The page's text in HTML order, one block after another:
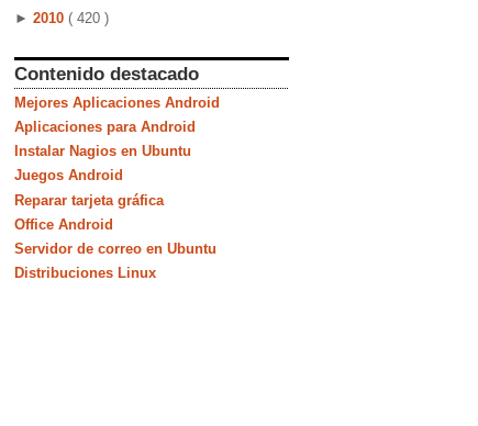
► 2010 ( 420 )
Contenido destacado
Mejores Aplicaciones Android
Aplicaciones para Android
Instalar Nagios en Ubuntu
Juegos Android
Reparar tarjeta gráfica
Office Android
Servidor de correo en Ubuntu
Distribuciones Linux